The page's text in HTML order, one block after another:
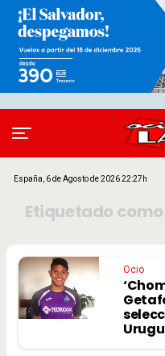
España, 6 de Agosto de 2026 22:27h
Etiquetado
Ocio